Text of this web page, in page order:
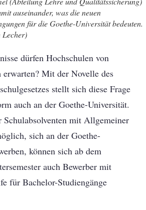
auseinander, was die neuen
für die Goethe-Universität bedeuten.
Lecher)
dürfen Hochschulen von
erwarten? Mit der Novelle des
stellt sich diese Frage
auch an der Goethe-Universität.
Schulabsolventen mit Allgemeiner
sich an der Goethe-
können sich ab dem
auch Bewerber mit
für Bachelor-Studiengänge